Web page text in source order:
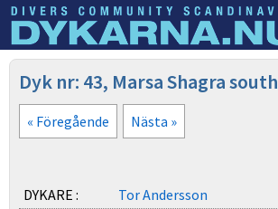
Dyknyheter
Dyk nr: 43, Marsa Shagra south
« Föregående Nästa »
DYKARE :
Tor Andersson